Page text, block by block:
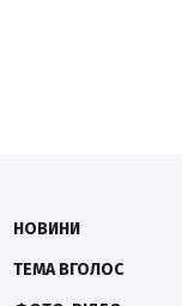
НОВИНИ
ТЕМА ВГОЛОС